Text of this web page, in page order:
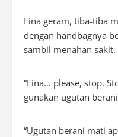
Fina geram, tiba-tiba
dengan handbagnya
sambil menahan sakit.
“Fina… please, stop.
gunakan ugutan
“Ugutan berani mati